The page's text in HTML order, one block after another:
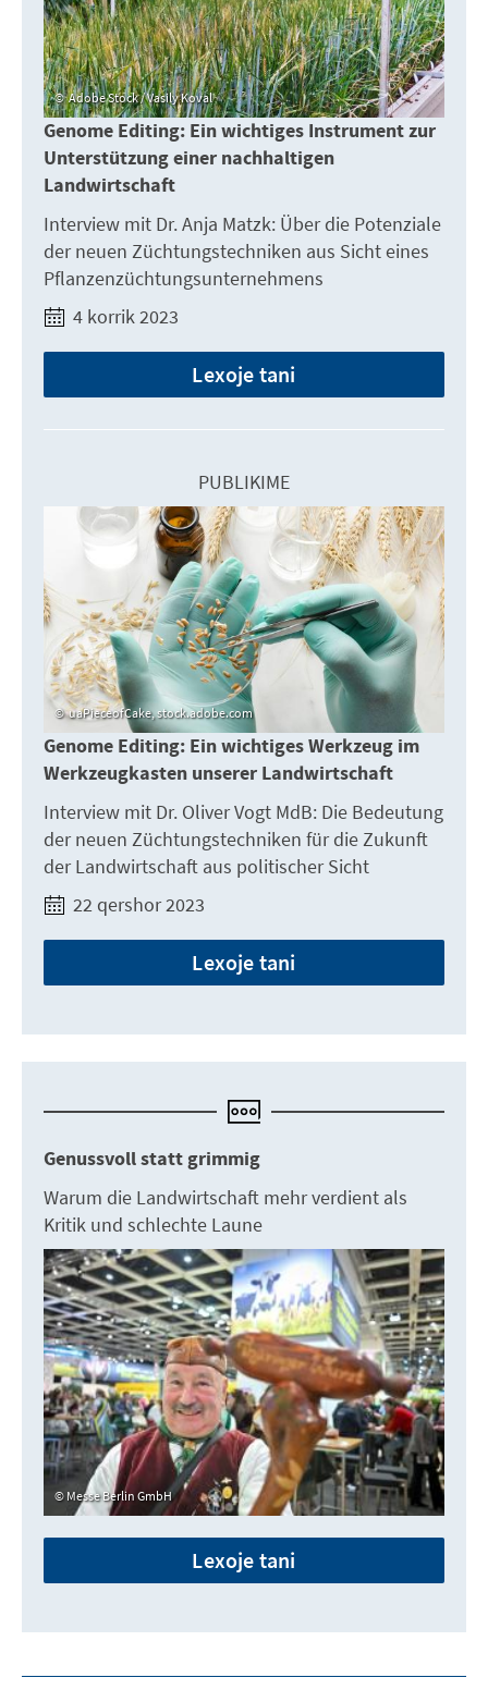
Adobe Stock / Vasily Koval
Genome Editing: Ein wichtiges Instrument zur
Unterstützung einer nachhaltigen
Landwirtschaft
Interview mit Dr. Anja Matzk: Über die Potenziale
der neuen Züchtungstechniken aus Sicht eines
Pflanzenzüchtungsunternehmens
4 korrik 2023
Lexoje tani
PUBLIKIME
uaPieceofCake, stock.adobe.com
Genome Editing: Ein wichtiges Werkzeug im
Werkzeugkasten unserer Landwirtschaft
Interview mit Dr. Oliver Vogt MdB: Die Bedeutung
der neuen Züchtungstechniken für die Zukunft
der Landwirtschaft aus politischer Sicht
22 qershor 2023
Lexoje tani
Genussvoll statt grimmig
Warum die Landwirtschaft mehr verdient als
Kritik und schlechte Laune
Messe Berlin GmbH
Lexoje tani